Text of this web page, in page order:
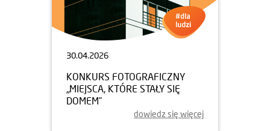
30.04.2026
KONKURS FOTOGRAFICZNY
„MIEJSCA, KTÓRE STAŁY SIĘ
DOMEM”
dowiedz się więcej